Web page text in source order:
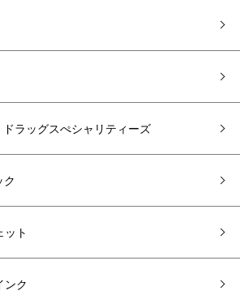
ラッグスぺシャリティーズ
ク
ット
ンク